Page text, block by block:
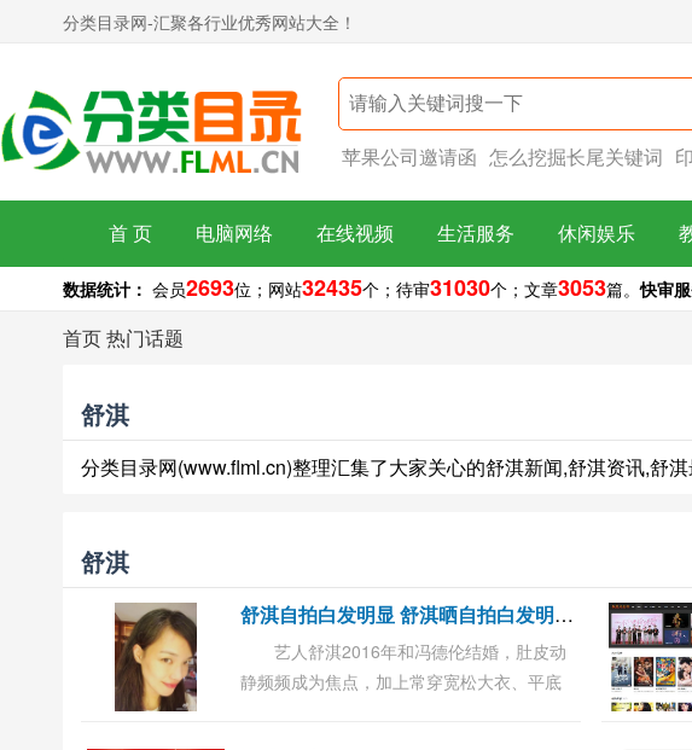
分类目录网-汇聚各行业优秀网站大全！
苹果公司邀请函 怎么挖掘长尾关键词
首 页 电脑网络 在线视频 生活服务 休闲娱乐
数据统计： 会员2693位； 网站32435个； 待审31030个； 文章3053篇。快审服
首页热门话题
舒淇
分类目录网(www.flml.cn)整理汇集了大家关心的舒淇新闻,舒淇资讯,舒
舒淇
舒
淇自拍白发明显 舒淇晒自拍白发明显 粉丝心疼劝爱惜身体
艺人舒淇2016年和冯德伦结婚，肚皮动
静频频成为焦点，加上常穿宽松大衣、平底